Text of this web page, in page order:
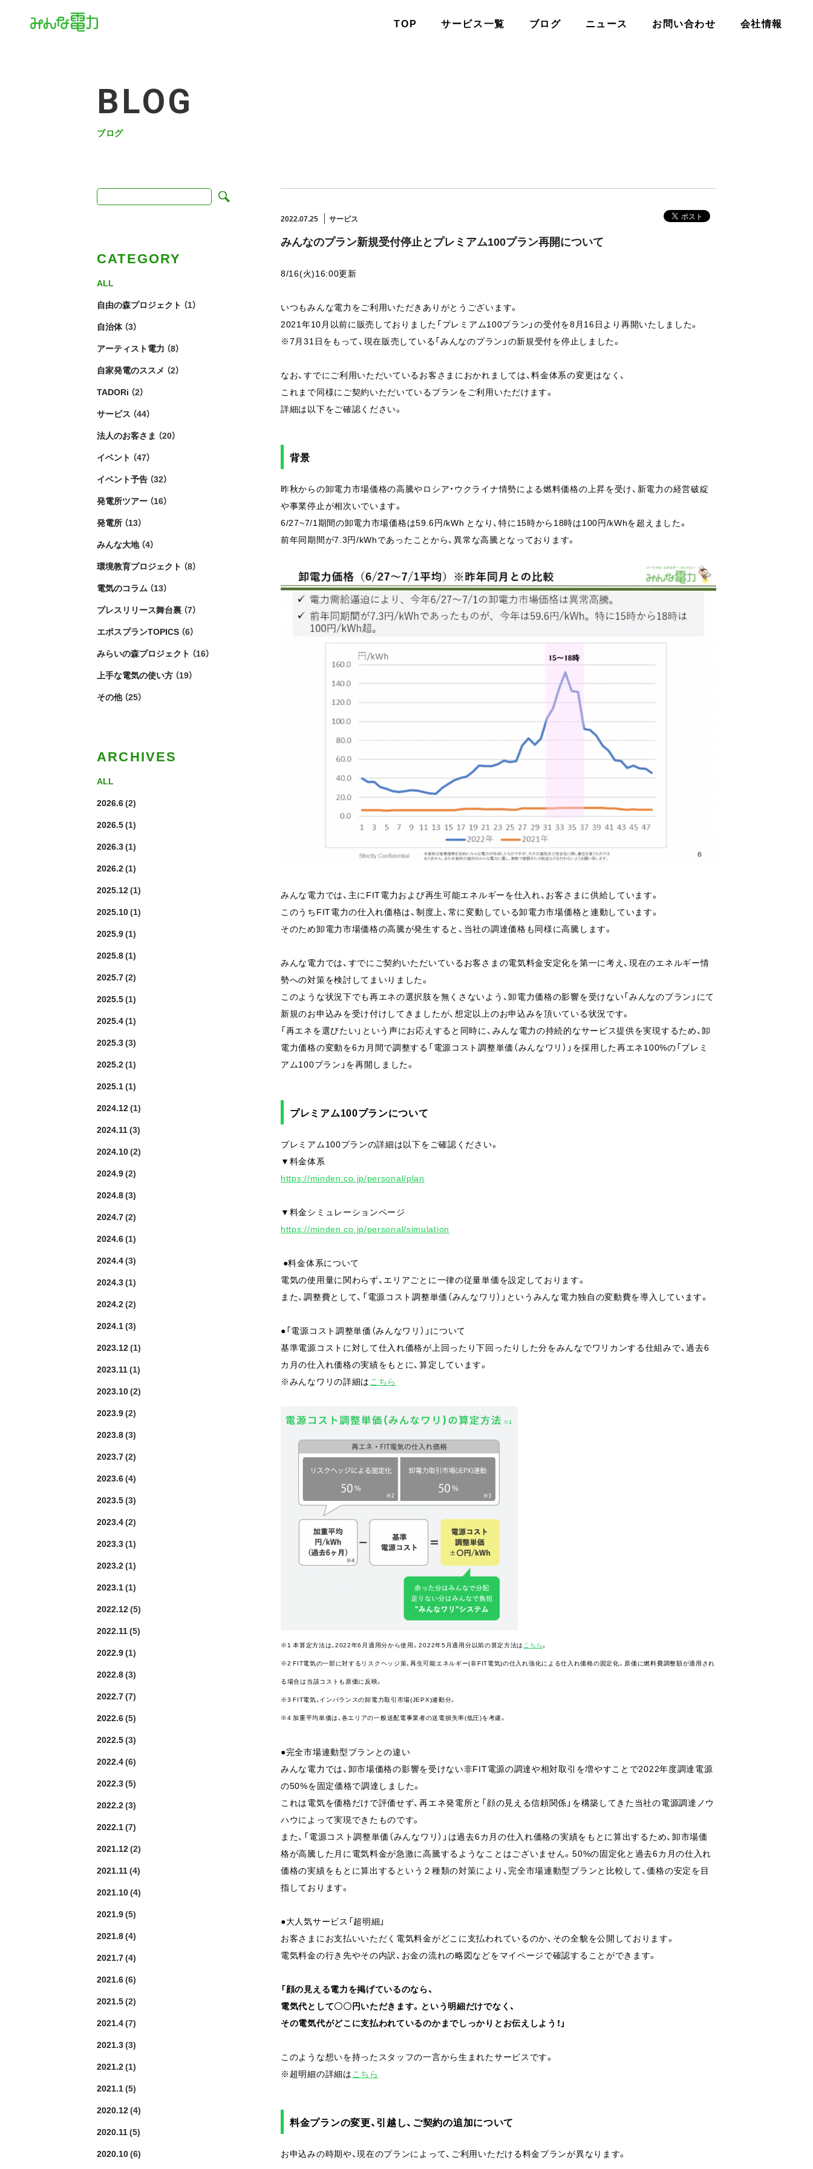
TOP サービス一覧 ブログ ニュース お問い合わせ 会社情報
BLOG
ブログ
2022.07.25 サービス
みんなのプラン新規受付停止とプレミアム100プラン再開について
8/16(火)16:00更新
いつもみんな電力をご利用いただきありがとうございます。
2021年10月以前に販売しておりました「プレミアム100プラン」の受付を8月16日より再開いたしました。
※7月31日をもって、現在販売している「みんなのプラン」の新規受付を停止しました。
なお、すでにご利用いただいているお客さまにおかれましては、料金体系の変更はなく、
これまで同様にご契約いただいているプランをご利用いただけます。
詳細は以下をご確認ください。
背景
昨秋からの卸電力市場価格の高騰やロシア・ウクライナ情勢による燃料価格の上昇を受け、新電力の経営破綻
や事業停止が相次いでいます。
6/27~7/1期間の卸電力市場価格は59.6円/kWh となり、特に15時から18時は100円/kWhを超えました。
前年同期間が7.3円/kWhであったことから、異常な高騰となっております。
みんな電力では、主にFIT電力および再生可能エネルギーを仕入れ、お客さまに供給しています。
このうちFIT電力の仕入れ価格は、制度上、常に変動している卸電力市場価格と連動しています。
そのため卸電力市場価格の高騰が発生すると、当社の調達価格も同様に高騰します。
みんな電力では、すでにご契約いただいているお客さまの電気料金安定化を第一に考え、現在のエネルギー情
勢への対策を検討してまいりました。
このような状況下でも再エネの選択肢を無くさないよう、卸電力価格の影響を受けない「みんなのプラン」にて
新規のお申込みを受け付けしてきましたが、想定以上のお申込みを頂いている状況です。
「再エネを選びたい」という声にお応えすると同時に、みんな電力の持続的なサービス提供を実現するため、卸
電力価格の変動を6カ月間で調整する「電源コスト調整単価（みんなワリ）」を採用した再エネ100%の「プレミ
アム100プラン」を再開しました。
プレミアム100プランについて
プレミアム100プランの詳細は以下をご確認ください。
▼料金体系
https://minden.co.jp/personal/plan
▼料金シミュレーションページ
https://minden.co.jp/personal/simulation
●料金体系について
電気の使用量に関わらず、エリアごとに一律の従量単価を設定しております。
また、調整費として、「電源コスト調整単価（みんなワリ）」というみんな電力独自の変動費を導入しています。
●「電源コスト調整単価（みんなワリ）」について
基準電源コストに対して仕入れ価格が上回ったり下回ったりした分をみんなでワリカンする仕組みで、過去6
カ月の仕入れ価格の実績をもとに、算定しています。
※みんなワリの詳細はこちら
※1 本算定方法は、2022年6月適用分から使用。2022年5月適用分以前の算定方法は こちら。
※2 FIT電気の一部に対するリスクヘッジ策、再生可能エネルギー(非FIT電気)の仕入れ強化による仕入れ価格の固定化。原価に燃料費調整額が適用され
る場合は当該コストも原価に反映。
※3 FIT電気、インバランスの卸電力取引市場(JEPX)連動分。
※4 加重平均単価は、各エリアの一般送配電事業者の送電損失率(低圧)を考慮。
●完全市場連動型プランとの違い
みんな電力では、 卸市場価格の影響を受けない非FIT電源の調達や相対取引を増やすことで2022年度調達電源
の50%を固定価格で調達 しました。
これは電気を価格だけで評価せず、再エネ発電所と「顔の見える信頼関係」を構築してきた当社の電源調達ノウ
ハウによって実現できたものです。
また、「電源コスト調整単価（みんなワリ）」は過去6カ月の仕入れ価格の実績をもとに算出するため、卸市場価
格が高騰した月に電気料金が急激に高騰するようなことはございません。50%の固定化と 過去6カ月の仕入れ
価格の実績をもとに算出する という２種類の対策により、完全市場連動型プランと比較して、価格の安定を目
指しております。
●大人気サービス「超明細」
お客さまにお支払いいただく電気料金がどこに支払われているのか、その全貌を公開しております。
電気料金の行き先やその内訳、お金の流れの略図などをマイページで確認することができます。
「顔の見える電力を掲げているのなら、
電気代として〇〇円いただきます。という明細だけでなく、
その電気代がどこに支払われているのかまでしっかりとお伝えしよう！」
このような想いを持ったスタッフの一言から生まれたサービスです。
※超明細の詳細はこちら
料金プランの変更、引越し、ご契約の追加について
お申込みの時期や、現在のプランによって、ご利用いただける料金プランが異なります。
CATEGORY
ALL
自由の森プロジェクト （1）
自治体（3）
アーティスト電力 （8）
自家発電のススメ （2）
TADORi （2）
サービス （44）
法人のお客さま （20）
イベント （47）
イベント予告 （32）
発電所ツアー （16）
発電所 （13）
みんな大地（4）
環境教育プロジェクト （8）
電気のコラム （13）
プレスリリース舞台裏 （7）
エポスプランTOPICS （6）
みらいの森プロジェクト （16）
上手な電気の使い方 （19）
その他（25）
ARCHIVES
ALL
2026.6(2)
2026.5(1)
2026.3(1)
2026.2(1)
2025.12(1)
2025.10(1)
2025.9(1)
2025.8(1)
2025.7(2)
2025.5(1)
2025.4(1)
2025.3(3)
2025.2(1)
2025.1(1)
2024.12(1)
2024.11(3)
2024.10(2)
2024.9(2)
2024.8(3)
2024.7(2)
2024.6(1)
2024.4(3)
2024.3(1)
2024.2(2)
2024.1(3)
2023.12(1)
2023.11(1)
2023.10(2)
2023.9(2)
2023.8(3)
2023.7(2)
2023.6(4)
2023.5(3)
2023.4(2)
2023.3(1)
2023.2(1)
2023.1(1)
2022.12(5)
2022.11(5)
2022.9(1)
2022.8(3)
2022.7(7)
2022.6(5)
2022.5(3)
2022.4(6)
2022.3(5)
2022.2(3)
2022.1(7)
2021.12(2)
2021.11(4)
2021.10(4)
2021.9(5)
2021.8(4)
2021.7(4)
2021.6(6)
2021.5(2)
2021.4(7)
2021.3(3)
2021.2(1)
2021.1(5)
2020.12(4)
2020.11(5)
2020.10(6)